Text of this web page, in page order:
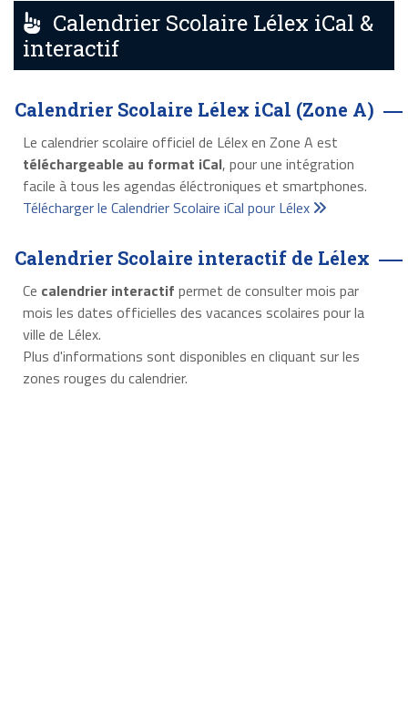
Calendrier Scolaire Lélex iCal &
interactif
Calendrier Scolaire Lélex iCal (Zone A)
Le calendrier scolaire officiel de Lélex en Zone A est
téléchargeable au format iCal, pour une intégration
facile à tous les agendas éléctroniques et smartphones.
Télécharger le Calendrier Scolaire iCal pour Lélex
Calendrier Scolaire interactif de Lélex
Ce calendrier interactif permet de consulter mois par
mois les dates officielles des vacances scolaires pour la
ville de Lélex.
Plus d'informations sont disponibles en cliquant sur les
zones rouges du calendrier.